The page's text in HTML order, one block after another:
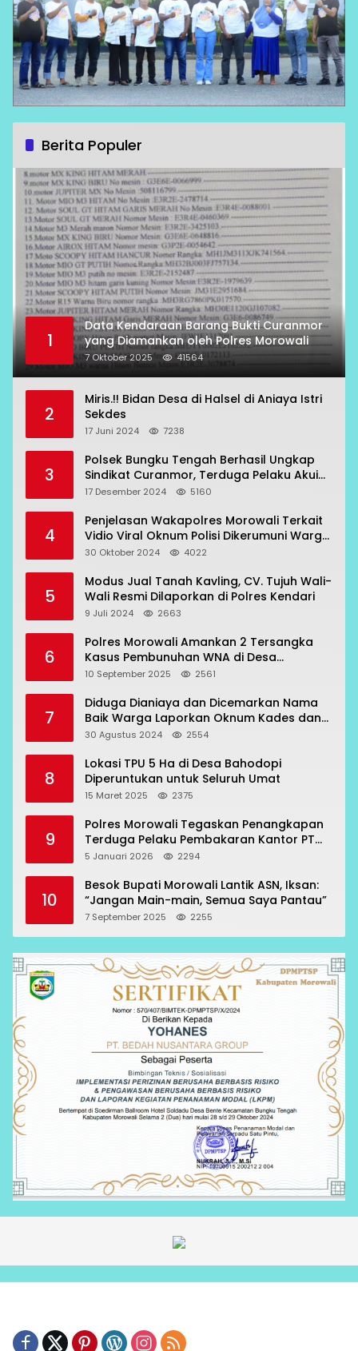
Berita Populer
1
Data Kendaraan Barang Bukti Curanmor
yang Diamankan oleh Polres Morowali
7 Oktober 2025 41564
2
Miris.!! Bidan Desa di Halsel di Aniaya Istri
Sekdes
17 Juni 2024 7238
3
Polsek Bungku Tengah Berhasil Ungkap
Sindikat Curanmor, Terduga Pelaku Akui
Beraksi di 7 Lokasi
17 Desember 2024 5160
4
Penjelasan Wakapolres Morowali Terkait
Vidio Viral Oknum Polisi Dikerumuni Warga
Bahodopi
30 Oktober 2024 4022
5
Modus Jual Tanah Kavling, CV. Tujuh Wali-
Wali Resmi Dilaporkan di Polres Kendari
9 Juli 2024 2663
6
Polres Morowali Amankan 2 Tersangka
Kasus Pembunuhan WNA di Desa
Topogaro
10 September 2025 2561
7
Diduga Dianiaya dan Dicemarkan Nama
Baik Warga Laporkan Oknum Kades dan
Oknum Polisi
30 Agustus 2024 2554
8
Lokasi TPU 5 Ha di Desa Bahodopi
Diperuntukan untuk Seluruh Umat
15 Maret 2025 2375
9
Polres Morowali Tegaskan Penangkapan
Terduga Pelaku Pembakaran Kantor PT
RCP Sesuai Prosedur
5 Januari 2026 2294
10
Besok Bupati Morowali Lantik ASN, Iksan:
“Jangan Main-main, Semua Saya Pantau”
7 September 2025 2255